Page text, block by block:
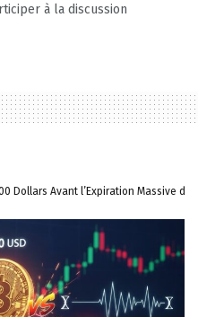
à la discussion
Dollars Avant l’Expiration Massive